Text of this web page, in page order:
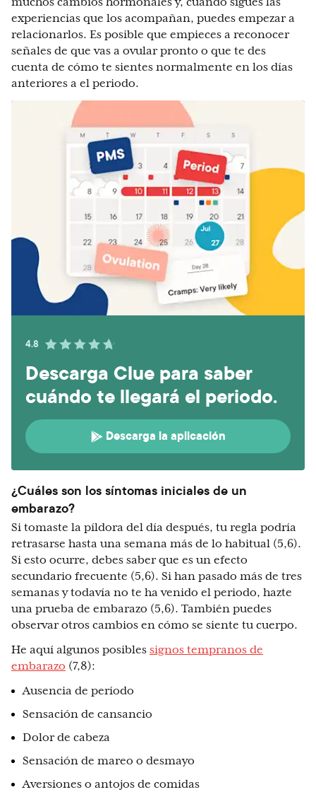
experiencias que los acompañan, puedes empezar a
relacionarlos. Es posible que empieces a reconocer
señales de que vas a ovular pronto o que te des
cuenta de cómo te sientes normalmente en los días
anteriores a el periodo.
4.8
Descarga Clue para saber
cuándo te llegará el periodo.
Descarga la aplicación
¿Cuáles son los síntomas iniciales de un
embarazo?
Si tomaste la píldora del día después, tu regla podría
retrasarse hasta una semana más de lo habitual (5,6).
Si esto ocurre, debes saber que es un efecto
secundario frecuente (5,6). Si han pasado más de tres
semanas y todavía no te ha venido el periodo, hazte
una prueba de embarazo (5,6). También puedes
observar otros cambios en cómo se siente tu cuerpo.
He aquí algunos posibles signos tempranos de
embarazo (7,8):
Ausencia de período
Sensación de cansancio
Dolor de cabeza
Sensación de mareo o desmayo
Aversiones o antojos de comidas